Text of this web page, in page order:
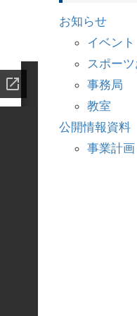
お知らせ
イベント
スポー
事務局
教室
公開情報資料
事業計